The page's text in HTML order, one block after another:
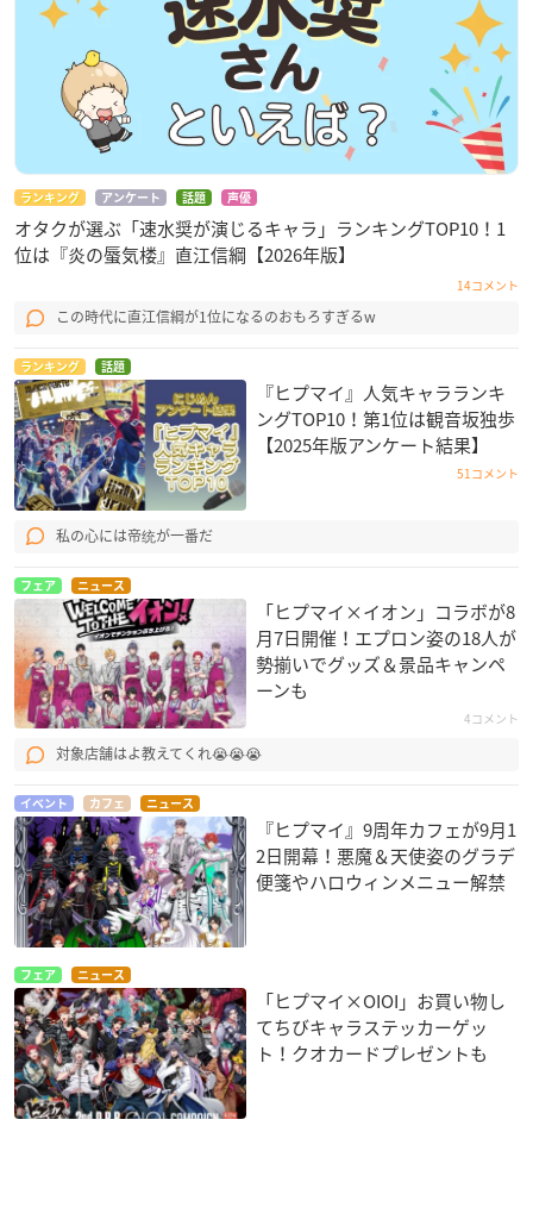
ランキング アンケート 話題 声優
オタクが選ぶ「速水奨が演じるキャラ」ランキングTOP10！1
位は『炎の蜃気楼』直江信綱【2026年版】
14コメント
この時代に直江信綱が1位になるのおもろすぎるw
ランキング 話題
『ヒプマイ』人気キャラランキ
ングTOP10！第1位は観音坂独歩
【2025年版アンケート結果】
51コメント
私の心には帝统が一番だ
フェア ニュース
「ヒプマイ×イオン」コラボが8
月7日開催！エプロン姿の18人が
勢揃いでグッズ＆景品キャンペ
ーンも
4コメント
対象店舗はよ教えてくれ😭😭😭
イベント カフェ ニュース
『ヒプマイ』9周年カフェが9月1
2日開幕！悪魔＆天使姿のグラデ
便箋やハロウィンメニュー解禁
フェア ニュース
「ヒプマイ×OIOI」お買い物し
てちびキャラステッカーゲッ
ト！クオカードプレゼントも